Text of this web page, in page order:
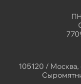
105120 / Москва,